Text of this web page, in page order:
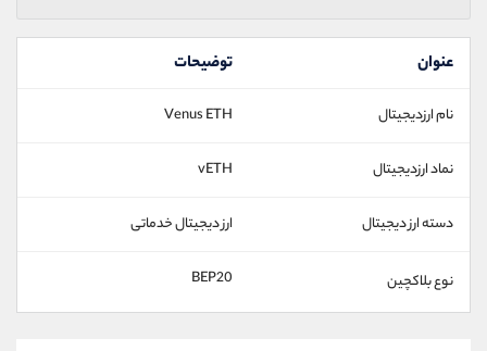
عنوان توضیحات
نام ارزدیجیتال Venus ETH
نماد ارزدیجیتال vETH
دسته ارز دیجیتال ارز دیجیتال خدماتی
نوع بلاکچین BEP20